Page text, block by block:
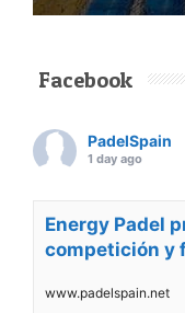
Facebook
PadelSpain
1 day ago
Energy Padel
competición y
www.padelspain.net